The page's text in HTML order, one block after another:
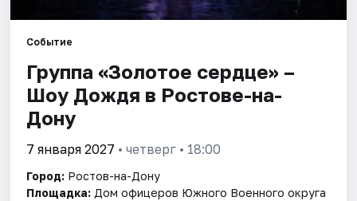
Событие
Группа «Золотое сердце» –
Шоу Дождя в Ростове-на-
Дону
7 января 2027 • четверг • 18:00
Город: Ростов-на-Дону
Площадка: Дом офицеров Южного Военного округа